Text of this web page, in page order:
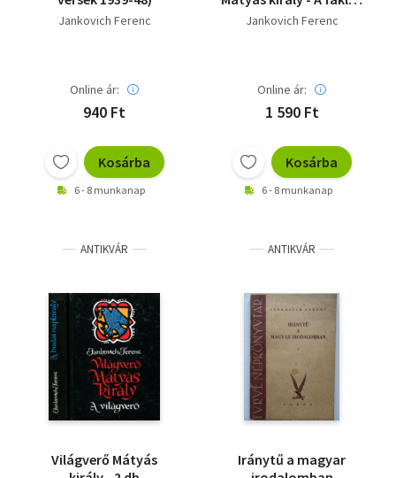
Jankovich Ferenc
Online ár:
940 Ft
Kosárba
6 - 8 munkanap
kilobbant, Világverő
Jankovich Ferenc
Online ár:
1 590 Ft
Kosárba
6 - 8 munkanap
ANTIKVÁR
Világverő Mátyás
ANTIKVÁR
Iránytű a magyar